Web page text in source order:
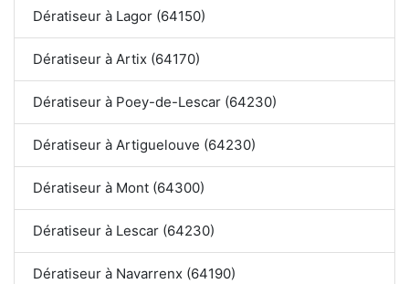
Dératiseur à Lagor (64150)
Dératiseur à Artix (64170)
Dératiseur à Poey-de-Lescar (64230)
Dératiseur à Artiguelouve (64230)
Dératiseur à Mont (64300)
Dératiseur à Lescar (64230)
Dératiseur à Navarrenx (64190)